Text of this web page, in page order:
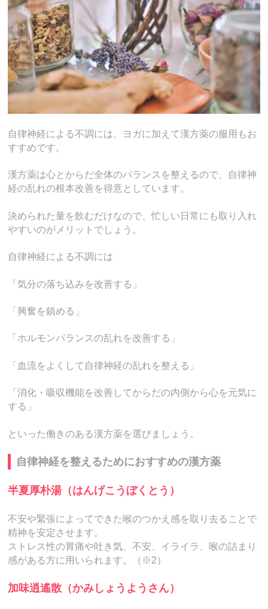
自律神経による不調には、ヨガに加えて漢方薬の服用もお
すすめです。
漢方薬は心とからだ全体のバランスを整えるので、自律神
経の乱れの根本改善を得意としています。
決められた量を飲むだけなので、忙しい日常にも取り入れ
やすいのがメリットでしょう。
自律神経による不調には
「気分の落ち込みを改善する」
「興奮を鎮める」
「ホルモンバランスの乱れを改善する」
「血流をよくして自律神経の乱れを整える」
「消化・吸収機能を改善してからだの内側から心を元気に
する」
といった働きのある漢方薬を選びましょう。
自律神経を整えるためにおすすめの漢方薬
半夏厚朴湯（はんげこうぼくとう）
不安や緊張によってできた喉のつかえ感を取り去ることで
精神を安定させます。
ストレス性の胃痛や吐き気、不安、イライラ、喉の詰まり
感がある方に用いられます。（※2）
加味逍遙散（かみしょうようさん）